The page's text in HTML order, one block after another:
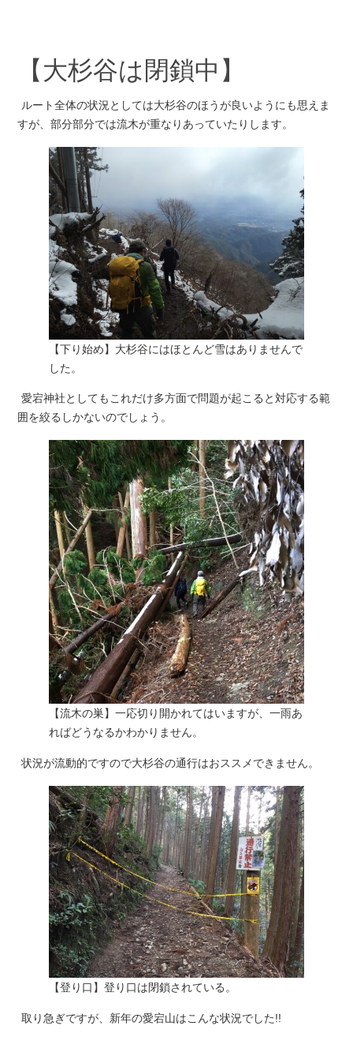
【大杉谷は閉鎖中】
ルート全体の状況としては大杉谷のほうが良いようにも思えま
すが、部分部分では流木が重なりあっていたりします。
【下り始め】大杉谷にはほとんど雪はありませんで
した。
愛宕神社としてもこれだけ多方面で問題が起こると対応する範
囲を絞るしかないのでしょう。
【流木の巣】一応切り開かれてはいますが、一雨あ
ればどうなるかわかりません。
状況が流動的ですので大杉谷の通行はおススメできません。
【登り口】登り口は閉鎖されている。
取り急ぎですが、新年の愛宕山はこんな状況でした!!